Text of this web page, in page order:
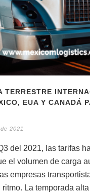
TERRESTRE
EUA Y CANADÁ
2021
del 2021, las tarifas
el volumen de carga
empresas
La temporada alta